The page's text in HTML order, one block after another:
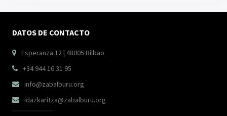
DATOS DE CONTACTO
 Esperanza 12 | 48005 Bilbao
 +34 944 16 31 95
 info@zabalburu.org
 idazkaritza@zabalburu.org